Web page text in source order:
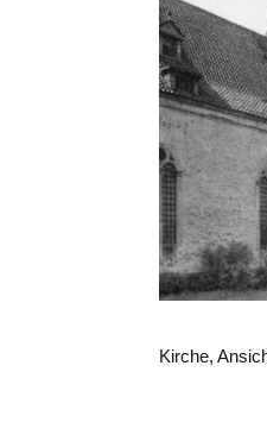
Kirche,